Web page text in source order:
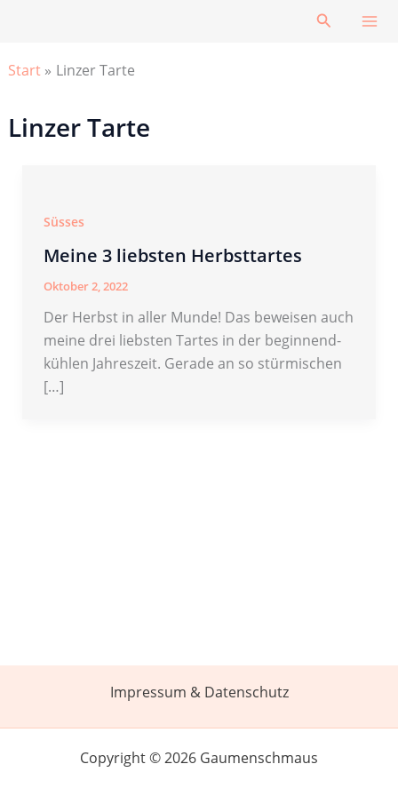
Suchen
Start Linzer Tarte
Linzer Tarte
Süsses
Meine 3 liebsten Herbsttartes
Oktober 2, 2022
Der Herbst in aller Munde! Das beweisen auch
meine drei liebsten Tartes in der beginnend-
kühlen Jahreszeit. Gerade an so stürmischen
[…]
Impressum & Datenschutz
Copyright © 2026 Gaumenschmaus